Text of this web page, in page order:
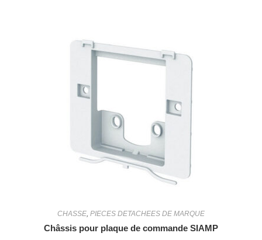
CHASSE PIECES DETACHEES DE MARQUE
Châssis pour plaque de commande SIAMP